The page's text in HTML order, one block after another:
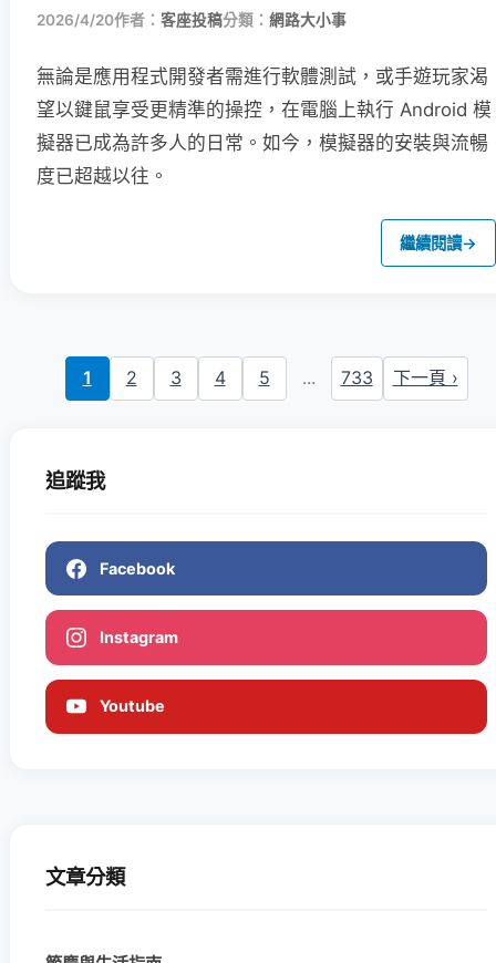
2026/4/20作者： 客座投稿分類： 網路大小事
無論是應用程式開發者需進行軟體測試，或手遊玩家渴
望以鍵鼠享受更精準的操控，在電腦上執行 Android 模
擬器已成為許多人的日常。如今，模擬器的安裝與流暢
度已超越以往。
繼續閱讀→
1 2 3 4 5 ... 733 下一頁 ›
追蹤我
Facebook
Instagram
Youtube
文章分類